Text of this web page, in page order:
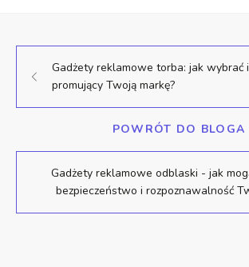
Gadżety reklamowe torba: jak wybrać
promujący Twoją markę?
POWRÓT DO BLOGA
Gadżety reklamowe odblaski - jak
bezpieczeństwo i rozpoznawalność